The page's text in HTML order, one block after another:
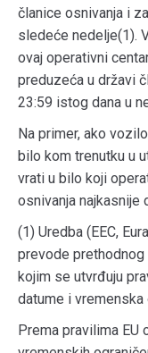
članice osnivanja i
sledeće nedelje(1).
ovaj operativni
preduzeća u državi
23:59 istog dana u
Na primer, ako
bilo kom trenutku u
vrati u bilo koji
osnivanja najkasnije
(1) Uredba (EEC,
prevode prethodnog
kojim se utvrđuju
datume i vremenska
Prema pravilima EU